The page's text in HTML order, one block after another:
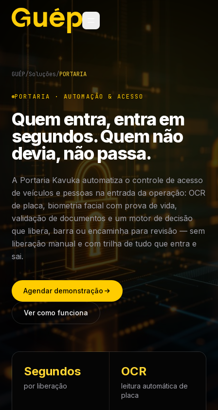
GUÉP/Soluções/PORTARIA
PORTARIA · AUTOMAÇÃO & ACESSO
Quem entra, entra em
segundos. Quem não
devia, não passa.
A Portaria Kavuka automatiza o controle de acesso
de veículos e pessoas na entrada da operação: OCR
de placa, biometria facial com prova de vida,
validação de documentos e um motor de decisão
que libera, barra ou encaminha para revisão — sem
liberação manual e com trilha de tudo que entra e
sai.
Agendar demonstração
Ver como funciona
Segundos
por liberação
OCR
leitura automática de
placa